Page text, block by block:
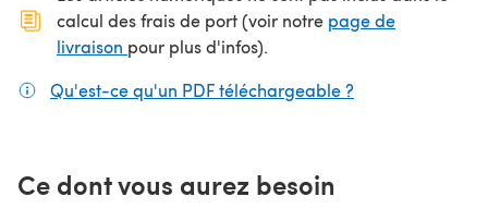
calcul des frais de port (voir notre page de
livraison (s'ouvre dans un nouvel onglet)
pour plus d'infos).
Qu'est-ce qu'un PDF téléchargeable ?
Ce dont vous aurez besoin